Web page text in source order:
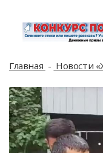
Главная Новости